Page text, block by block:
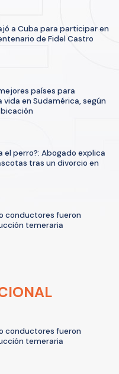
a Cuba para participar en
de Fidel Castro
países para
vida en Sudamérica, según
el perro?: Abogado explica
tras un divorcio en
conductores fueron
temeraria
conductores fueron
temeraria